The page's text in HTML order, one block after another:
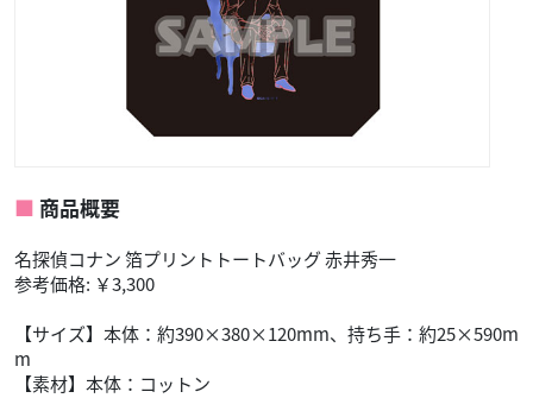
商品概要
名探偵コナン 箔プリントトートバッグ 赤井秀一
参考価格: ￥3,300
【サイズ】本体：約390×380×120mm、持ち手：約25×590m
m
【素材】本体：コットン